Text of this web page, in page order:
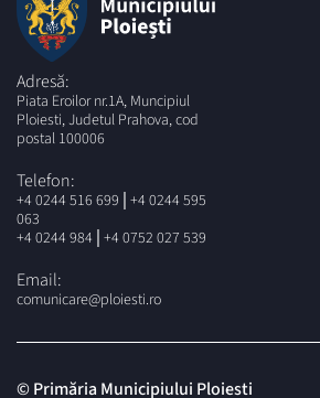
Adresă:
Piata Eroilor nr.1A, Muncipiul
Ploiesti, Judetul Prahova, cod
postal 100006
Telefon:
+4 0244 516 699 | +4 0244 595
063
+4 0244 984 | +4 0752 027 539
Email:
comunicare@ploiesti.ro
© Primăria Municipiului Ploiesti